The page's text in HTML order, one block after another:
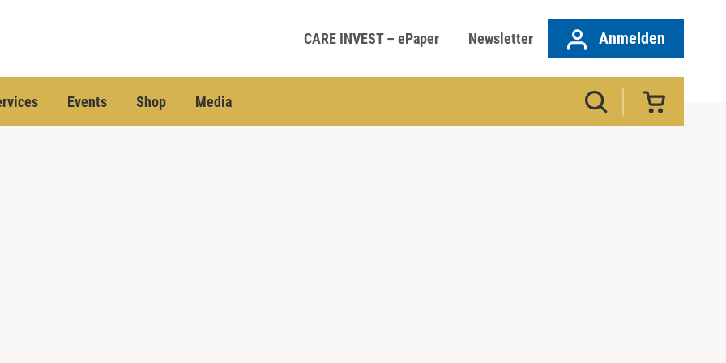
CARE INVEST – ePaper Newsletter Anmelden
Events Shop Media